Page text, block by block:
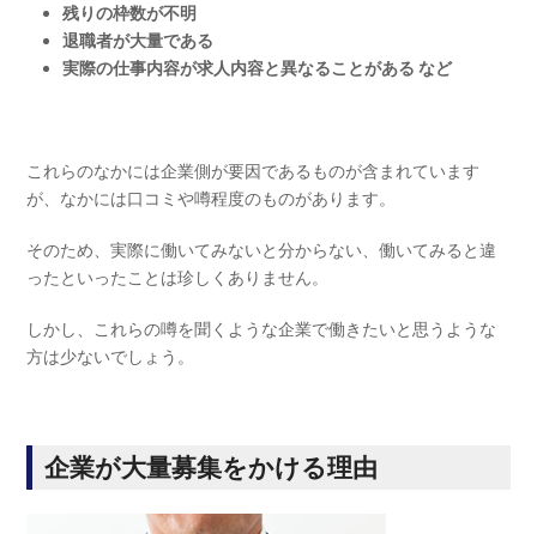
残りの枠数が不明
退職者が大量である
実際の仕事内容が求人内容と異なることがある など
これらのなかには企業側が要因であるものが含まれています
が、なかには口コミや噂程度のものがあります。
そのため、実際に働いてみないと分からない、働いてみると違
ったといったことは珍しくありません。
しかし、これらの噂を聞くような企業で働きたいと思うような
方は少ないでしょう。
企業が大量募集をかける理由